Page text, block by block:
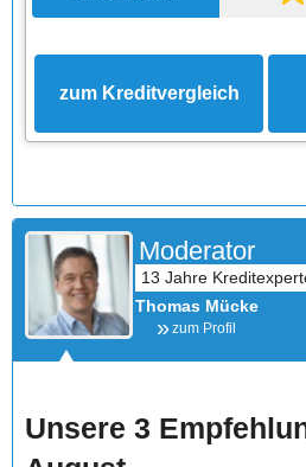
zum Kreditvergleich
Moderator
Thomas Mücke
zum Profil
Unsere 3